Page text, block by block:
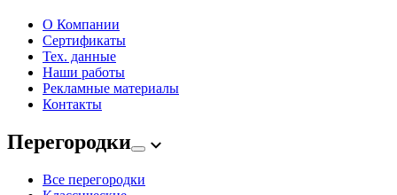
О Компании
Сертификаты
Тех. данные
Наши работы
Рекламные материалы
Контакты
Перегородки
Все перегородки